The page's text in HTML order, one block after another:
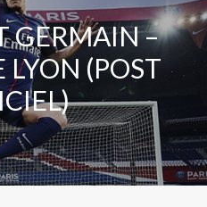
GERMAIN –
(POST